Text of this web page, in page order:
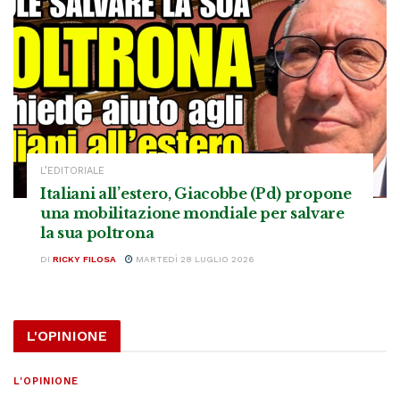
L’EDITORIALE
Italiani all’estero, Giacobbe (Pd) propone
una mobilitazione mondiale per salvare
la sua poltrona
DI RICKY FILOSA MARTEDÌ 28 LUGLIO 2026
L'OPINIONE
L'OPINIONE